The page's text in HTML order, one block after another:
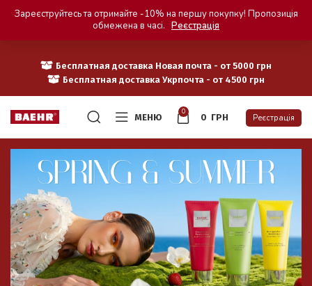
Бесплатная доставка Новая почта - от 5000 грн
Бесплатная доставка Укрпочта - от 4500 грн
МЕНЮ
0
0 ГРН Реєстрація
Зареєструйтесь та отримайте -10% на першу покупку! Пропозиція
обмежена в часі. Реєстрація